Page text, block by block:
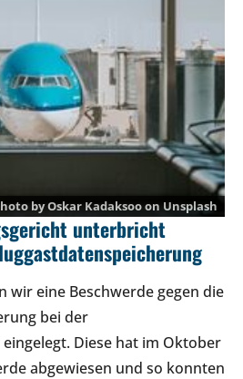
byOskar Kadaksooon Unsplash
unterbricht
wir eine Beschwerde gegen die
bei der
Diese hat im Oktober
abgewiesen und so konnten